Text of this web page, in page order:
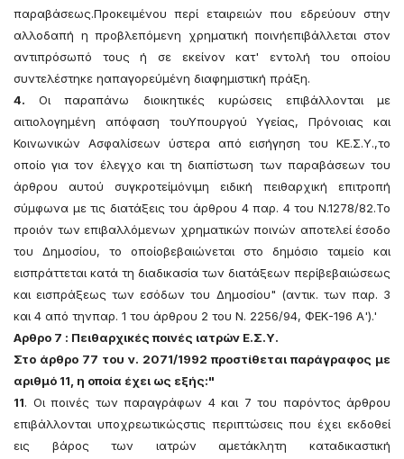
παραβάσεως.Προκειμένου περί εταιρειών που εδρεύουν στην
αλλοδαπή η προβλεπόμενη χρηματική ποινήεπιβάλλεται στον
αντιπρόσωπό τους ή σε εκείνον κατ' εντολή του οποίου
συντελέστηκε ηαπαγορεύμένη διαφημιστική πράξη.
4. Οι παραπάνω διοικητικές κυρώσεις επιβάλλονται με
αιτιολογημένη απόφαση τουΥπουργού Υγείας, Πρόνοιας και
Κοινωνικών Ασφαλίσεων ύστερα από εισήγηση του ΚΕ.Σ.Υ.,το
οποίο για τον έλεγχο και τη διαπίστωση των παραβάσεων του
άρθρου αυτού συγκροτείμόνιμη ειδική πειθαρχική επιτροπή
σύμφωνα με τις διατάξεις του άρθρου 4 παρ. 4 του Ν.1278/82.Το
προιόν των επιβαλλόμενων χρηματικών ποινών αποτελεί έσοδο
του Δημοσίου, το οποίοβεβαιώνεται στο δημόσιο ταμείο και
εισπράττεται κατά τη διαδικασία των διατάξεων περίβεβαιώσεως
και εισπράξεως των εσόδων του Δημοσίου" (αντικ. των παρ. 3
και 4 από τηνπαρ. 1 του άρθρου 2 του Ν. 2256/94, ΦΕΚ-196 Α').'
Αρθρο 7 : Πειθαρχικές ποινές ιατρών Ε.Σ.Υ.
Στο άρθρο 77 του ν. 2071/1992 προστίθεται παράγραφος με
αριθμό 11, η οποία έχει ως εξής:"
11. Οι ποινές των παραγράφων 4 και 7 του παρόντος άρθρου
επιβάλλονται υποχρεωτικώςστις περιπτώσεις που έχει εκδοθεί
εις βάρος των ιατρών αμετάκλητη καταδικαστική